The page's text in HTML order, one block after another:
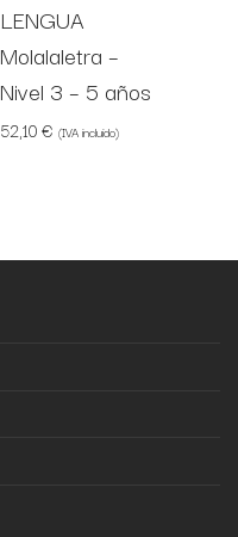
LENGUA
Molalaletra –
Nivel 3 – 5 años
52,10€ (IVA incluido)